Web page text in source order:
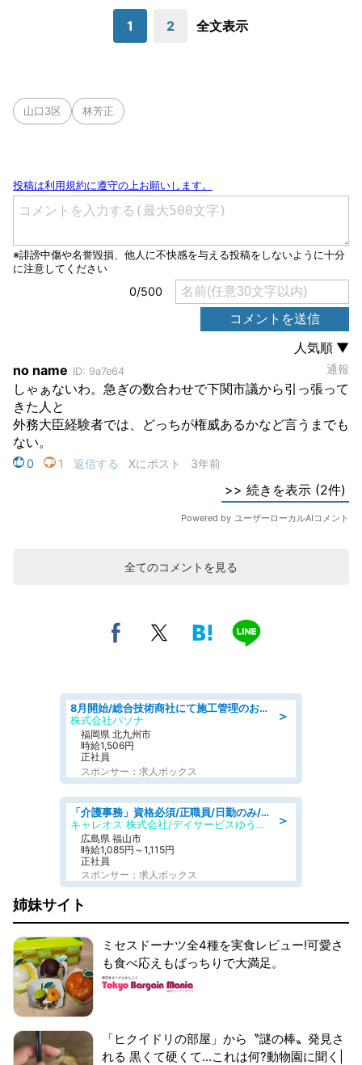
1 2 全文表示
山口3区 林芳正
全てのコメントを見る
＞
8月開始/総合技術商社にて施工管理のお仕事/即日勤務可/車通勤可/工事・土木施工管理/生産・品質管理
株式会社パソナ
福岡県 北九州市
時給1,506円
正社員
スポンサー：求人ボックス
＞
「介護事務」資格必須/正職員/日勤のみ/デイサービス
キャレオス 株式会社/デイサービスゆうゆう南本庄
広島県 福山市
時給1,085円～1,115円
正社員
スポンサー：求人ボックス
姉妹サイト
ミセスドーナツ全4種を実食レビュー!可愛さ
も食べ応えもばっちりで大満足。
「ヒクイドリの部屋」から〝謎の棒〟発見さ
れる 黒くて硬くて...これは何?動物園に聞く|